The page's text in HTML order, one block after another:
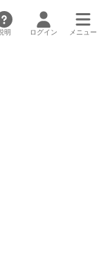
明 ログイン メニュー